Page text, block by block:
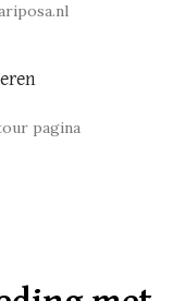
pagina